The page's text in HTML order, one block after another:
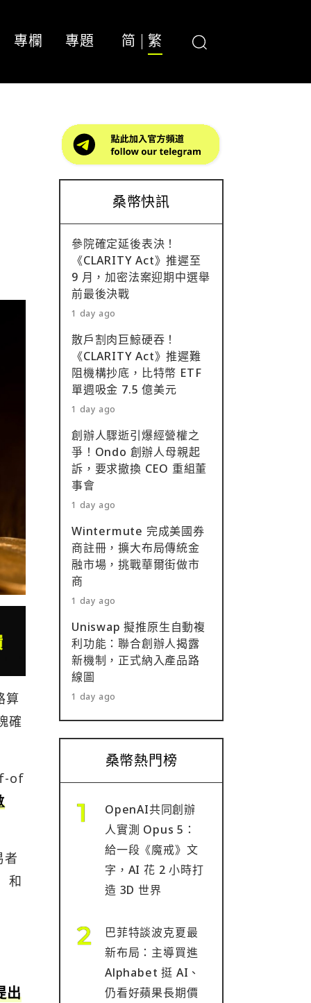
專欄 專題 简 繁
算
確
of
者
和
出
桑幣快訊
參院確定延後表決！
《CLARITY Act》推遲至
9 月，加密法案迎期中選舉
前最後決戰
1 day ago
散戶割肉巨鯨硬吞！
《CLARITY Act》推遲難
阻機構抄底，比特幣 ETF
單週吸金 7.5 億美元
1 day ago
創辦人驟逝引爆經營權之
爭！Ondo 創辦人母親起
訴，要求撤換 CEO 重組董
事會
1 day ago
Wintermute 完成美國券
商註冊，擴大布局傳統金
融市場，挑戰華爾街做市
商
1 day ago
Uniswap 擬推原生自動複
利功能：聯合創辦人揭露
新機制，正式納入產品路
線圖
1 day ago
桑幣熱門榜
OpenAI共同創辦
人實測 Opus 5：
給一段《魔戒》文
字，AI 花 2 小時打
造 3D 世界
巴菲特談波克夏最
新布局：主導買進
Alphabet 挺 AI、
仍看好蘋果長期價